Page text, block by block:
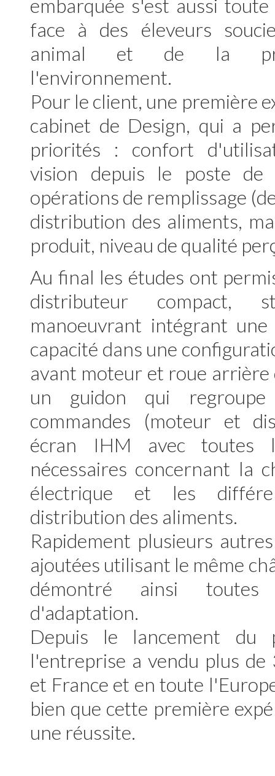
embarquée s'est aussi
face à des éleveurs
animal et de la
l'environnement.
Pour le client, une première
cabinet de Design, qui a
priorités : confort
vision depuis le poste de
opérations de remplissage
distribution des aliments,
produit, niveau de qualité
Au final les études ont
distributeur compact,
manoeuvrant intégrant
capacité dans une
avant moteur et roue
un guidon qui
commandes (moteur et
écran IHM avec toutes
nécessaires concernant la
électrique et les
distribution des aliments.
Rapidement plusieurs
ajoutées utilisant le même
démontré ainsi toutes
d'adaptation.
Depuis le lancement du
l'entreprise a vendu plus
et France et en toute
bien que cette première
une réussite.